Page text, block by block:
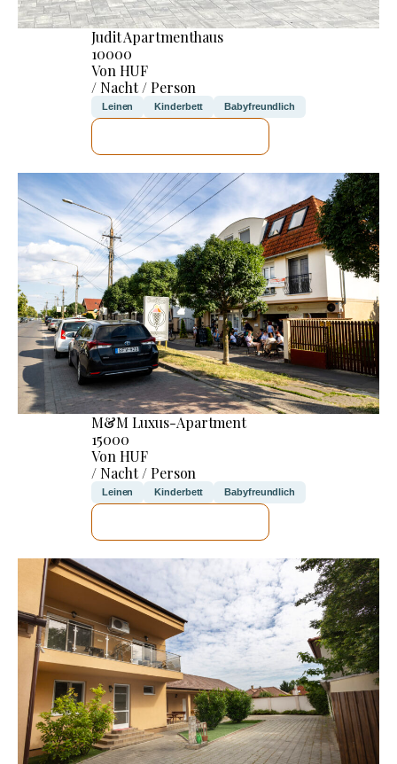
Judit Apartmenthaus
10000
Von HUF
/ Nacht / Person
Leinen Kinderbett Babyfreundlich
M&M Luxus-Apartment
15000
Von HUF
/ Nacht / Person
Leinen Kinderbett Babyfreundlich